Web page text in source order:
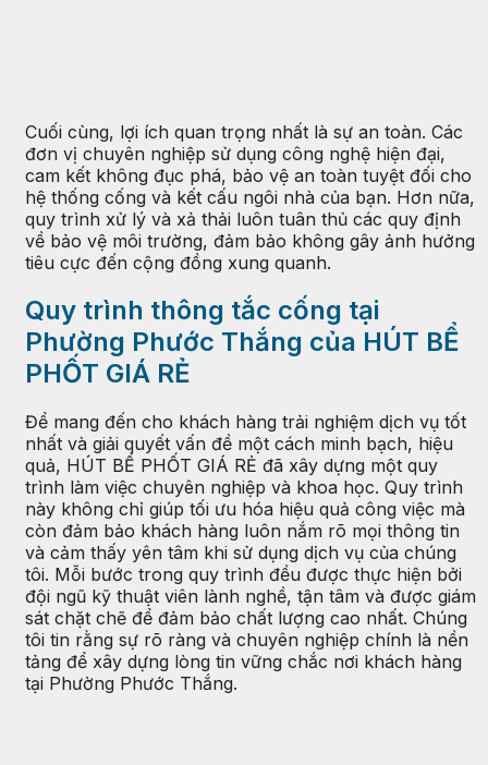
Cuối cùng, lợi ích quan trọng nhất là sự an toàn. Các
đơn vị chuyên nghiệp sử dụng công nghệ hiện đại,
cam kết không đục phá, bảo vệ an toàn tuyệt đối cho
hệ thống cống và kết cấu ngôi nhà của bạn. Hơn nữa,
quy trình xử lý và xả thải luôn tuân thủ các quy định
về bảo vệ môi trường, đảm bảo không gây ảnh hưởng
tiêu cực đến cộng đồng xung quanh.
Quy trình thông tắc cống tại
Phường Phước Thắng của HÚT BỂ
PHỐT GIÁ RẺ
Để mang đến cho khách hàng trải nghiệm dịch vụ tốt
nhất và giải quyết vấn đề một cách minh bạch, hiệu
quả, HÚT BỂ PHỐT GIÁ RẺ đã xây dựng một quy
trình làm việc chuyên nghiệp và khoa học. Quy trình
này không chỉ giúp tối ưu hóa hiệu quả công việc mà
còn đảm bảo khách hàng luôn nắm rõ mọi thông tin
và cảm thấy yên tâm khi sử dụng dịch vụ của chúng
tôi. Mỗi bước trong quy trình đều được thực hiện bởi
đội ngũ kỹ thuật viên lành nghề, tận tâm và được giám
sát chặt chẽ để đảm bảo chất lượng cao nhất. Chúng
tôi tin rằng sự rõ ràng và chuyên nghiệp chính là nền
tảng để xây dựng lòng tin vững chắc nơi khách hàng
tại Phường Phước Thắng.